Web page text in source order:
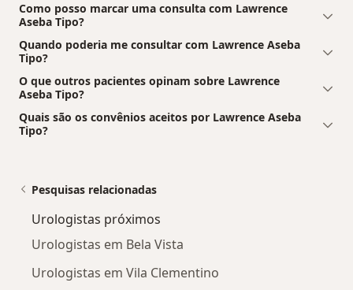
Como posso marcar uma consulta com Lawrence
Aseba Tipo?
Quando poderia me consultar com Lawrence Aseba
Tipo?
O que outros pacientes opinam sobre Lawrence
Aseba Tipo?
Quais são os convênios aceitos por Lawrence Aseba
Tipo?
Pesquisas relacionadas
Urologistas próximos
Urologistas em Bela Vista
Urologistas em Vila Clementino